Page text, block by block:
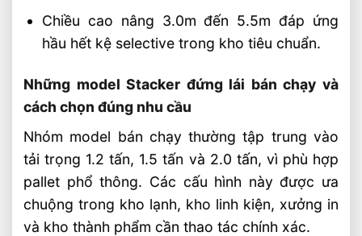
Chiều cao nâng 3.0m đến 5.5m đáp ứng
hầu hết kệ selective trong kho tiêu chuẩn.
Những model Stacker đứng lái bán chạy và
cách chọn đúng nhu cầu
Nhóm model bán chạy thường tập trung vào
tải trọng 1.2 tấn, 1.5 tấn và 2.0 tấn, vì phù hợp
pallet phổ thông. Các cấu hình này được ưa
chuộng trong kho lạnh, kho linh kiện, xưởng in
và kho thành phẩm cần thao tác chính xác.